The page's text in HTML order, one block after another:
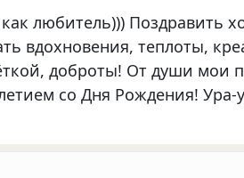
любитель))) Поздравить
вдохновения, теплоты,
доброты! От души мои
со Дня Рождения! Ура-